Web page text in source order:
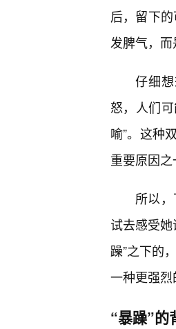
后，留下
发脾气，
仔细
怒，人们
喻”。这种
重要原因之
所以
试去感受
躁”之下的
一种更强烈
“暴躁”的